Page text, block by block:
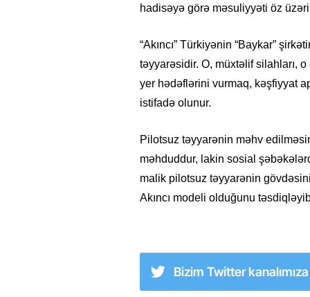
hadisəyə görə məsuliyyəti öz
“Akıncı” Türkiyənin “Baykar”
təyyarəsidir. O, müxtəlif silahları,
yer hədəflərini vurmaq, kəşfiyyat
istifadə olunur.
Pilotsuz təyyarənin məhv
məhduddur, lakin sosial
malik pilotsuz təyyarənin
Akıncı modeli olduğunu
Bizim Twitter